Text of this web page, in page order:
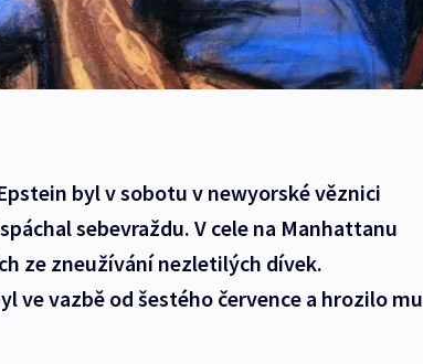
byl v sobotu v newyorské věznici
sebevraždu. V cele na Manhattanu
ze zneužívání nezletilých dívek.
ve vazbě od šestého července a hrozilo mu